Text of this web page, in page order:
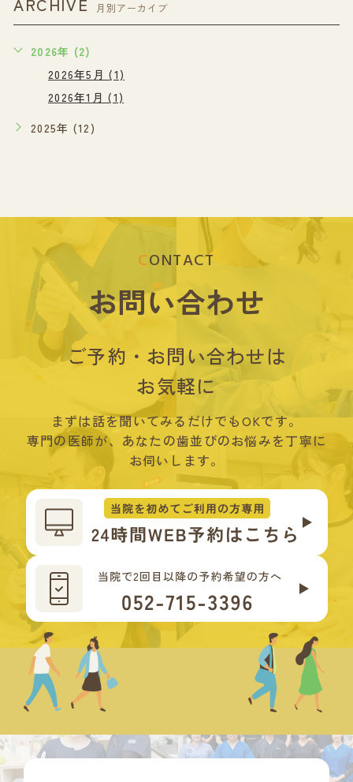
月別アーカイブ
2026年 (2)
2026年5月 (1)
2026年1月 (1)
2025年 (12)
CONTACT
お問い合わせ
ご予約・お問い合わせは
お気軽に
まずは話を聞いてみるだけでもOKです。
専門の医師が、あなたの歯並びのお悩みを丁寧に
お伺いします。